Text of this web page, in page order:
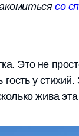
со
Это не
у стихий.
жива